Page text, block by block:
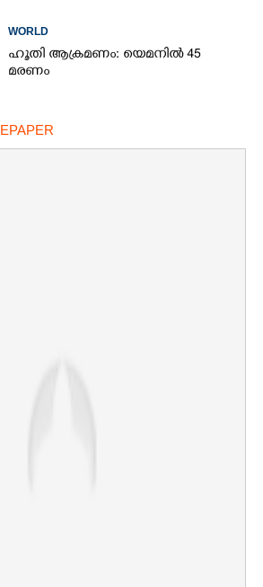
WORLD
ഹൂതി ആക്രമണം: യെമനിൽ 45
മരണം
EPAPER